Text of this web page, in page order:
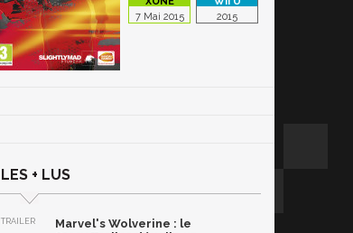
7 Mai 2015 2015
LES + LUS
TRAILER
Marvel's Wolverine : le